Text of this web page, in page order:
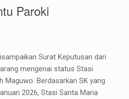
Paroki
Surat Keputusan dari
mengenai status Stasi
Maguwo. Berdasarkan SK yang
2026, Stasi Santa Maria